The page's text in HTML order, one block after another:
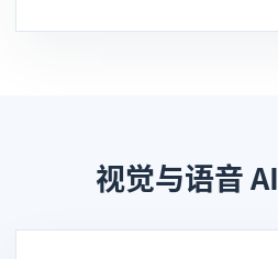
视觉与语音 AI